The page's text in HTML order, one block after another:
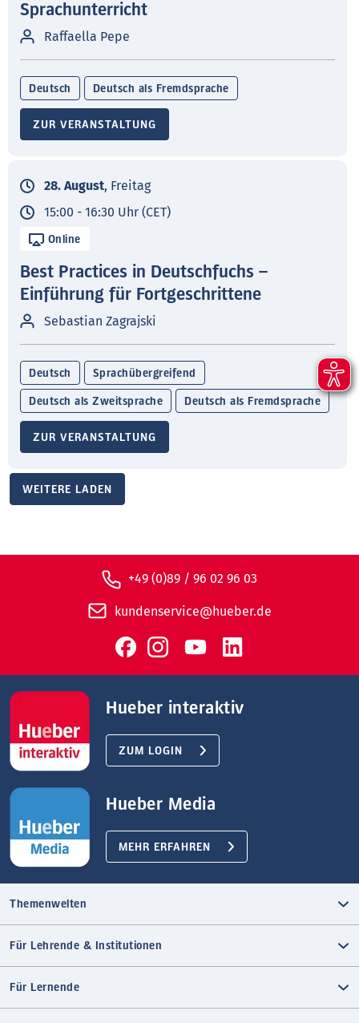
Sprachunterricht
Raffaella Pepe
Deutsch Deutsch als Fremdsprache
ZUR VERANSTALTUNG
28. August, Freitag
15:00 - 16:30 Uhr (CET)
Online
Best Practices in Deutschfuchs –
Einführung für Fortgeschrittene
Sebastian Zagrajski
Deutsch Sprachübergreifend
Deutsch als Zweitsprache Deutsch als Fremdsprache
ZUR VERANSTALTUNG
WEITERE LADEN
+49 (0)89 / 96 02 96 03
kundenservice@hueber.de
Hueber interaktiv
ZUM LOGIN
Hueber Media
MEHR ERFAHREN
Themenwelten
Für Lehrende & Institutionen
Für Lernende